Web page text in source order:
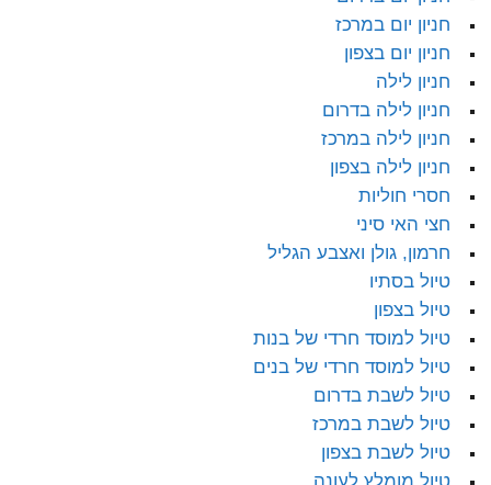
חניון יום במרכז
חניון יום בצפון
חניון לילה
חניון לילה בדרום
חניון לילה במרכז
חניון לילה בצפון
חסרי חוליות
חצי האי סיני
חרמון, גולן ואצבע הגליל
טיול בסתיו
טיול בצפון
טיול למוסד חרדי של בנות
טיול למוסד חרדי של בנים
טיול לשבת בדרום
טיול לשבת במרכז
טיול לשבת בצפון